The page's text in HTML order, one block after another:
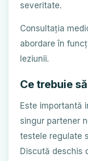
severitate.
Consultația
abordare în
leziunii.
Ce trebuie
Este importantă
singur partener
testele regulate
Discută deschis